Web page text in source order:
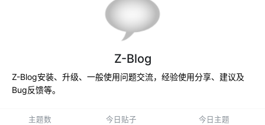
Z-Blog
Z-Blog安装、升级、一般使用问题交流，经验使用分享、建议及
Bug反馈等。
主题数
今日贴子
今日主题